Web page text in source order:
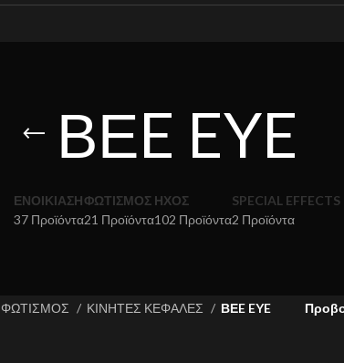
ΒΕE EYE
ΕΝΟΙΚΙΑΣΗ
37 Προϊόντα
ΦΩΤΙΣΜΟΣ
21 Προϊόντα
ΗΧΟΣ
102 Προϊόντα
SPECIAL EFFECTS
2 Προϊόντα
ΦΩΤΙΣΜΟΣ ΚΙΝΗΤΕΣ ΚΕΦΑΛΕΣ ΒΕE EYE